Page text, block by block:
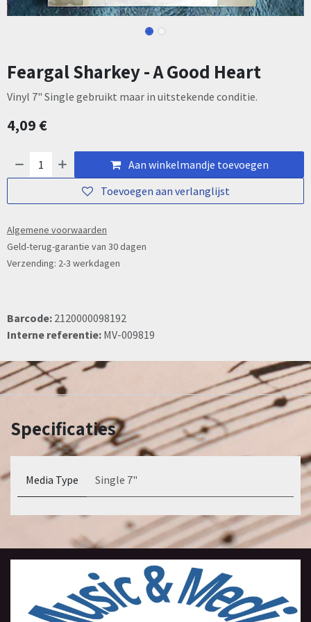
Feargal Sharkey - A Good Heart
Vinyl 7" Single gebruikt maar in uitstekende conditie.
4,09€
Aan winkelmandje toevoegen
Toevoegen aan verlanglijst
Algemene voorwaarden
Geld-terug-garantie van 30 dagen
Verzending: 2-3 werkdagen
Barcode: 2120000098192
Interne referentie: MV-009819
Specificaties
Media Type Single 7"